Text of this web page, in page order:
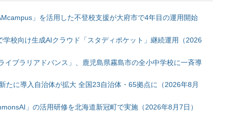
」を活用した不登校支援が大府市で4年目の運用開始
学校向け生成AIクラウド「スタディポケット」継続運用（2026
イブラリアドバンス」、鹿児島県霧島市の全小中学校に一斉導
たに導入自治体が拡大 全国23自治体・65拠点に（2026年8月
」の活用研修を北海道新冠町で実施（2026年8月7日）